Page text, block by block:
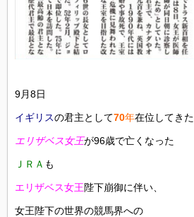
9月8日
イギリスの君主として70年在位してきた
エリザベス女王が96歳で亡くなった
ＪＲＡ も
エリザベス女王陛下崩御に伴い、
女王陛下の世界の競馬界への